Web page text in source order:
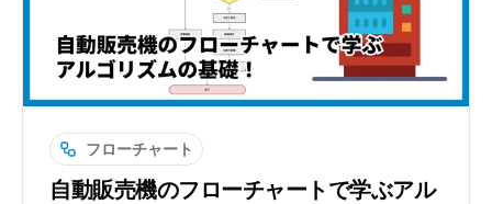
フローチャート
自動販売機のフローチャートで学ぶアル